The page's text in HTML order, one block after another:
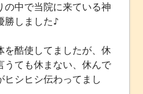
の中で当院に来ている神
勝しました♪
を酷使してましたが、休
うても休まない、休んで
ヒシヒシ伝わってまし